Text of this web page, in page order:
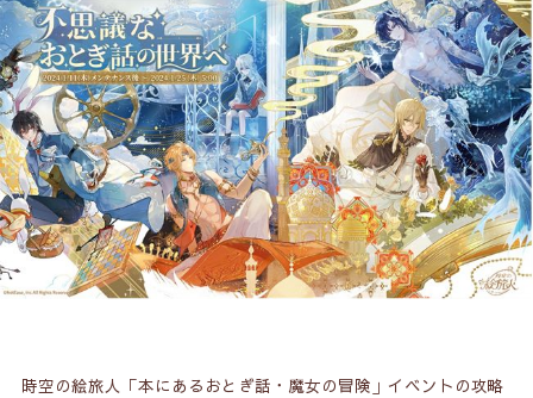
時空の絵旅人「本にあるおとぎ話・魔女の冒険」イベントの攻略